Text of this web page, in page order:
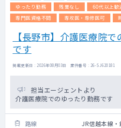
ゆったり勤務
残業なし 60代以上歓
専門医資格不問
専攻医・専修医可
【長野市】介護医療院
です
掲載更新日 : 2026年08月03日 案件番号 : 26-SJ620181
担当エージェントより
介護医療院でのゆったり勤務です
路線 JR信越本線・